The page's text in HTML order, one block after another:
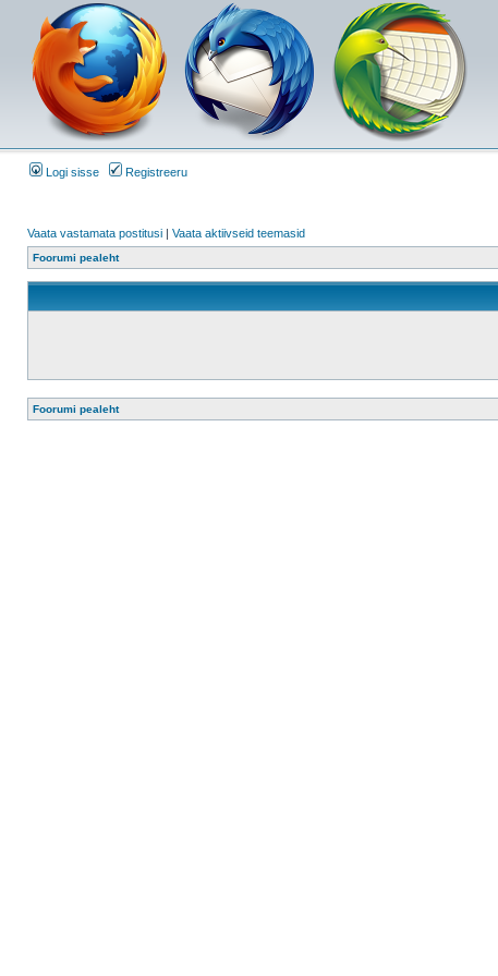
Logi sisse Registreeru
Vaata vastamata postitusi | Vaata aktiivseid teemasid
Foorumi pealeht
Foorumi pealeht